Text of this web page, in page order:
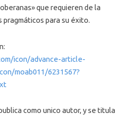
que requieren de la
para su éxito.
icon/advance-article-
moab011/6231567?
como unico autor, y se titula